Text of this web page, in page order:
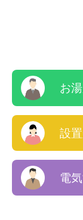
お
設
電